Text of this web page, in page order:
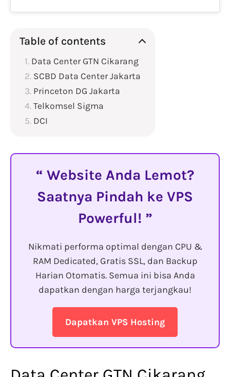
Table of contents
Data Center GTN Cikarang
SCBD Data Center Jakarta
Princeton DG Jakarta
Telkomsel Sigma
DCI
Website Anda Lemot?
Saatnya Pindah ke VPS
Powerful!
Nikmati performa optimal dengan CPU &
RAM Dedicated, Gratis SSL, dan Backup
Harian Otomatis. Semua ini bisa Anda
dapatkan dengan harga terjangkau!
Dapatkan VPS Hosting